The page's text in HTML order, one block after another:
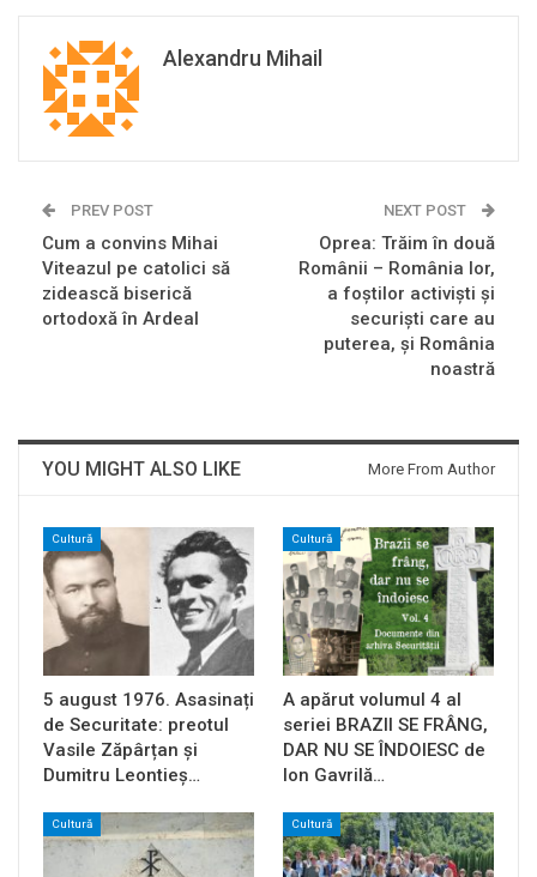
Alexandru Mihail
PREV POST
Cum a convins Mihai
Viteazul pe catolici să
zidească biserică
ortodoxă în Ardeal
NEXT POST
Oprea: Trăim în două
Românii – România lor,
a foştilor activişti şi
securişti care au
puterea, şi România
noastră
YOU MIGHT ALSO LIKE More From Author
Cultură
5 august 1976. Asasinați
de Securitate: preotul
Vasile Zăpârțan și
Dumitru Leontieș…
Cultură
A apărut volumul 4 al
seriei BRAZII SE FRÂNG,
DAR NU SE ÎNDOIESC de
Ion Gavrilă…
Cultură Cultură